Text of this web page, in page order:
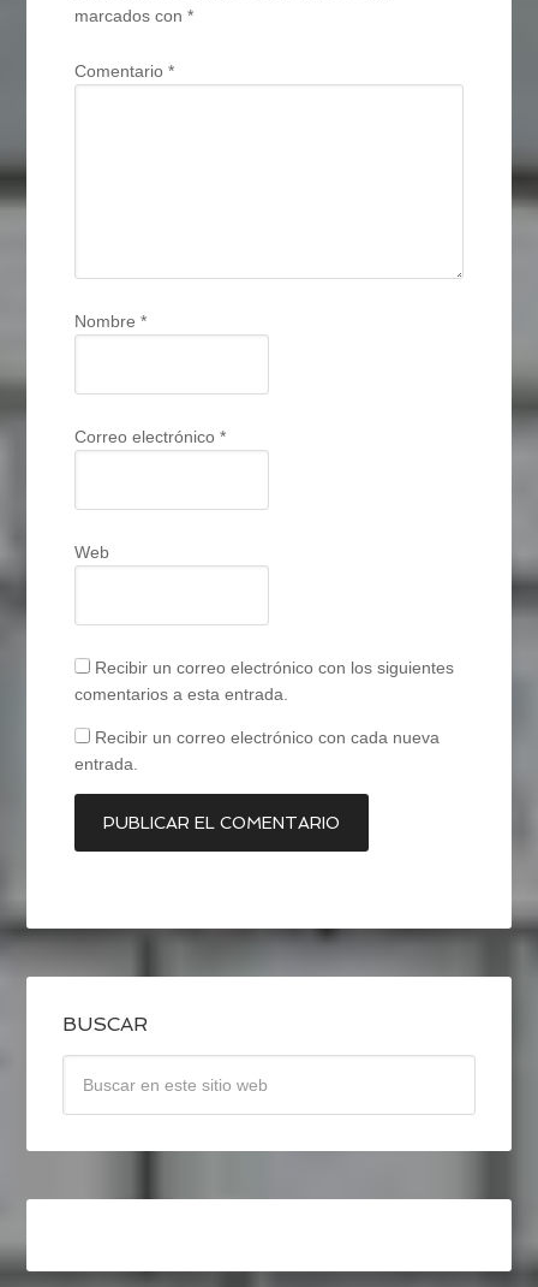
marcados con*
Comentario*
Nombre*
Correo electrónico*
Web
Recibir un correo electrónico con los siguientes
comentarios a esta entrada.
Recibir un correo electrónico con cada nueva
entrada.
BUSCAR